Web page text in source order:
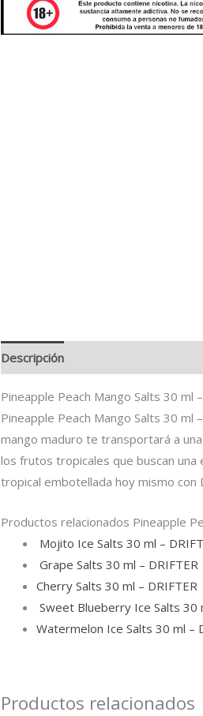
Descripción
Pineapple Peach Mango Salts 30 ml
Pineapple Peach Mango Salts 30 ml
mango maduro te transportará a
los frutos tropicales que buscan una
tropical embotellada hoy mismo con
Productos relacionados Pineapple
Mojito Ice Salts 30 ml –
Grape Salts 30 ml – DRIFTER
Cherry Salts 30 ml – DRIFTER
Sweet Blueberry Ice Salts 30
Watermelon Ice Salts 30 ml –
Productos relacionados